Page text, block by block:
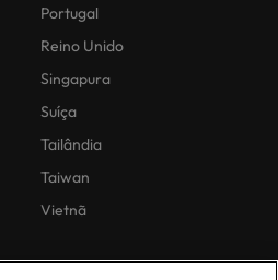
Portugal
Reino Unido
Singapura
Suíça
Tailândia
Taiwan
Vietnã